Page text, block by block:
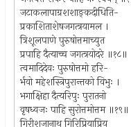
जटाकलापाग्रशशाङ्कदीधिति-
प्रकाशिताशेषजगत्त्रयामल ।
त्रिशूलपाणे पुरुषोत्तमाच्युत
प्रपाहि दैत्याच्च जगत्त्रयोदरे ॥१८॥
त्वमादिदेवः पुरुषोत्तमो हरि-
र्भवो महेशस्त्रिपुरान्तको विभुः ।
भगाक्षिहा दैत्यरिपुः पुरातनो
वृषध्वजः पाहि सुरोत्तमोत्तम ॥१९॥
गिरीशजानाथ गिरिप्रियाप्रिय